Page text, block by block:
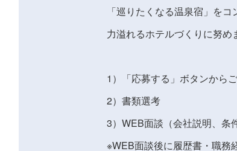
「巡りたくなる温泉宿」を
力溢れるホテルづくりに努め
1）「応募する」ボタンから
2）書類選考
3）WEB面談（会社説明、条
※WEB面談後に履歴書・職務